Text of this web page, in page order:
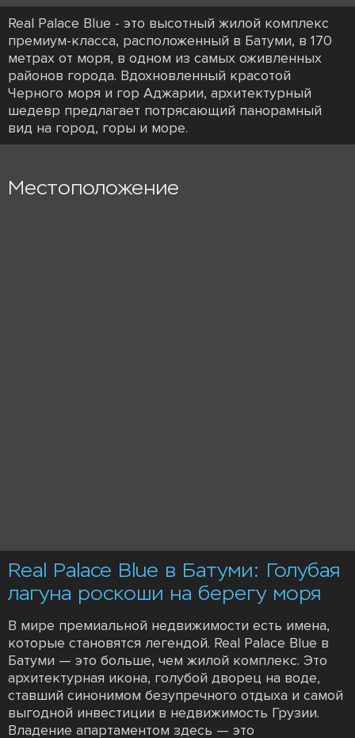
Real Palace Blue - это высотный жилой комплекс
премиум-класса, расположенный в Батуми, в 170
метрах от моря, в одном из самых оживленных
районов города. Вдохновленный красотой
Черного моря и гор Аджарии, архитектурный
шедевр предлагает потрясающий панорамный
вид на город, горы и море.
Местоположение
Real Palace Blue в Батуми: Голубая
лагуна роскоши на берегу моря
В мире премиальной недвижимости есть имена,
которые становятся легендой. Real Palace Blue в
Батуми — это больше, чем жилой комплекс. Это
архитектурная икона, голубой дворец на воде,
ставший синонимом безупречного отдыха и самой
выгодной инвестиции в недвижимость Грузии.
Владение апартаментом здесь — это